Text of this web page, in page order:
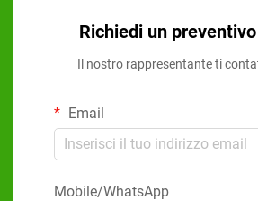
Richiedi un
Il nostro rappresentante ti
Email
Mobile/WhatsApp